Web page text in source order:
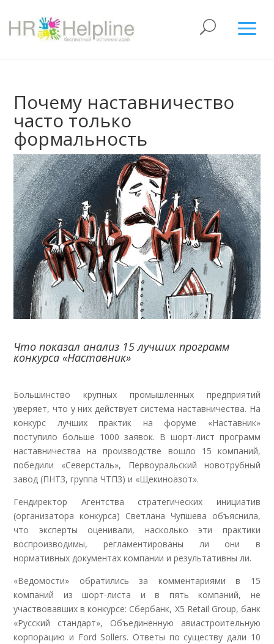
Почему наставничество
часто только
формальность
Что показал анализ 15 лучших программ
конкурса «Наставник»
Большинство крупных промышленных предприятий
уверяет, что у них действует система наставничества. На
конкурс лучших практик на форуме «Наставник»
поступило больше 1000 заявок. В шорт-лист программ
наставничества на производстве вошло 15 компаний,
победили «Северсталь», Первоуральский новотрубный
завод (ПНТЗ, группа ЧТПЗ) и «Щекиноазот».
Гендиректор Агентства стратегических инициатив
(организатора конкурса) Светлана Чупшева объяснила,
что эксперты оценивали, насколько эти практики
воспроизводимы, регламентированы ли они в
нормативных документах компании и результативны ли.
«Ведомости» обратились за комментариями в 15
компаний из шорт-листа и в пять компаний, не
участвовавших в конкурсе: Сбербанк, X5 Retail Group, банк
«Русский стандарт», Объединенную авиастроительную
корпорацию и Ford Sollers. Ответы по существу дали 10